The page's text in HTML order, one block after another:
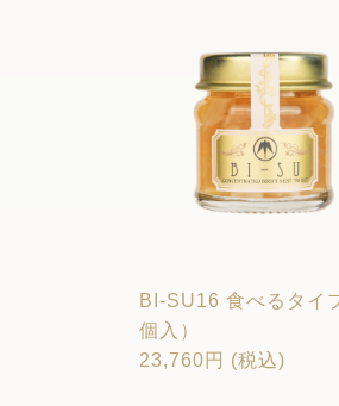
BI-SU16 食べるタイ
個入）
23,760円 (税込)